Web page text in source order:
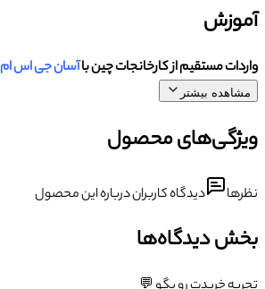
آموزش
واردات مستقیم از کارخانجات چین باآسان جی اس ام
مشاهده بیشتر
ویژگی‌های محصول
نظرها دیدگاه کاربران درباره این محصول
بخش دیدگاه‌ها